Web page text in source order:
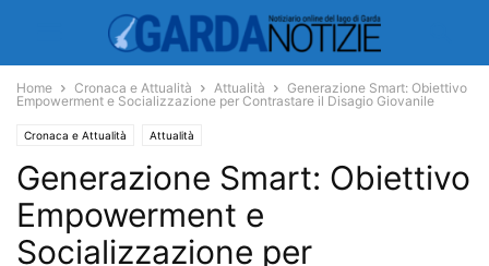
Home Cronaca e Attualità Attualità
Generazione Smart: Obiettivo
Empowerment e Socializzazione per Contrastare il Disagio Giovanile
Cronaca e Attualità Attualità
Generazione Smart: Obiettivo
Empowerment e
Socializzazione per